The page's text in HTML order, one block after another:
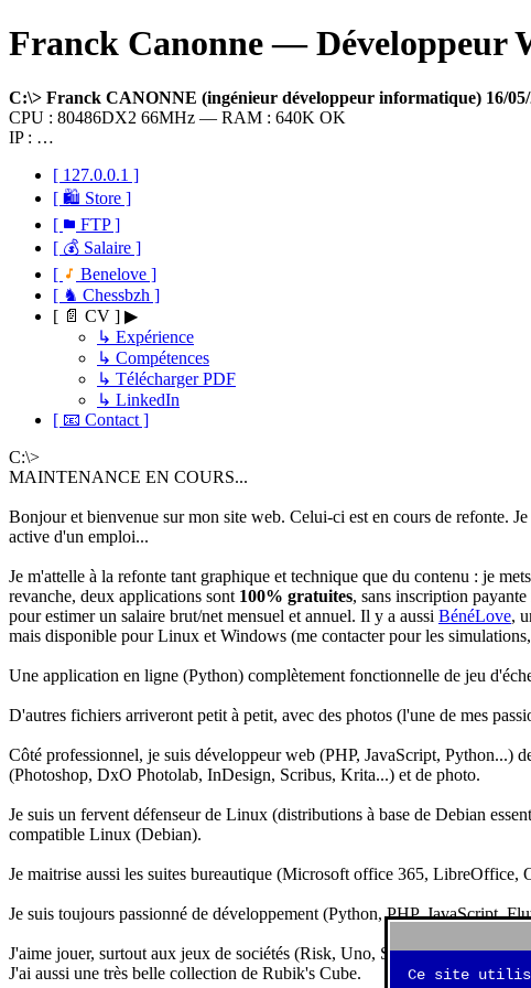
Franck Canonne — Développeur
C:\> Franck CANONNE (ingénieur développeur informatique) 16/
CPU : 80486DX2 66MHz — RAM : 640K OK
IP : …
[ 127.0.0.1 ]
[ 🛍 Store ]
[
FTP ]
[ 💰 Salaire ]
[
Benelove ]
[ ♞ Chessbzh ]
[ 📄 CV ] ▶
↳ Expérience
↳ Compétences
↳ Télécharger PDF
↳ LinkedIn
[ 📧 Contact ]
C:\>
MAINTENANCE EN COURS...
Bonjour et bienvenue sur mon site web. Celui-ci est en cours de refonte.
active d'un emploi...
Je m'attelle à la refonte tant graphique et technique que du contenu : je
revanche, deux applications sont 100% gratuites, sans inscription
pour estimer un salaire brut/net mensuel et annuel. Il y a aussi BénéLove,
mais disponible pour Linux et Windows (me contacter pour les
Une application en ligne (Python) complètement fonctionnelle de jeu
D'autres fichiers arriveront petit à petit, avec des photos (l'une de mes
Côté professionnel, je suis développeur web (PHP, JavaScript, Python...)
(Photoshop, DxO Photolab, InDesign, Scribus, Krita...) et de photo.
Je suis un fervent défenseur de Linux (distributions à base de Debian
compatible Linux (Debian).
Je maitrise aussi les suites bureautique (Microsoft office 365,
Je suis toujours passionné de développement (Python, PHP, JavaScript,
J'aime jouer, surtout aux jeux de sociétés (Risk, Uno, Scrabble...), mais
J'ai aussi une très belle collection de Rubik's Cube.
Ce site